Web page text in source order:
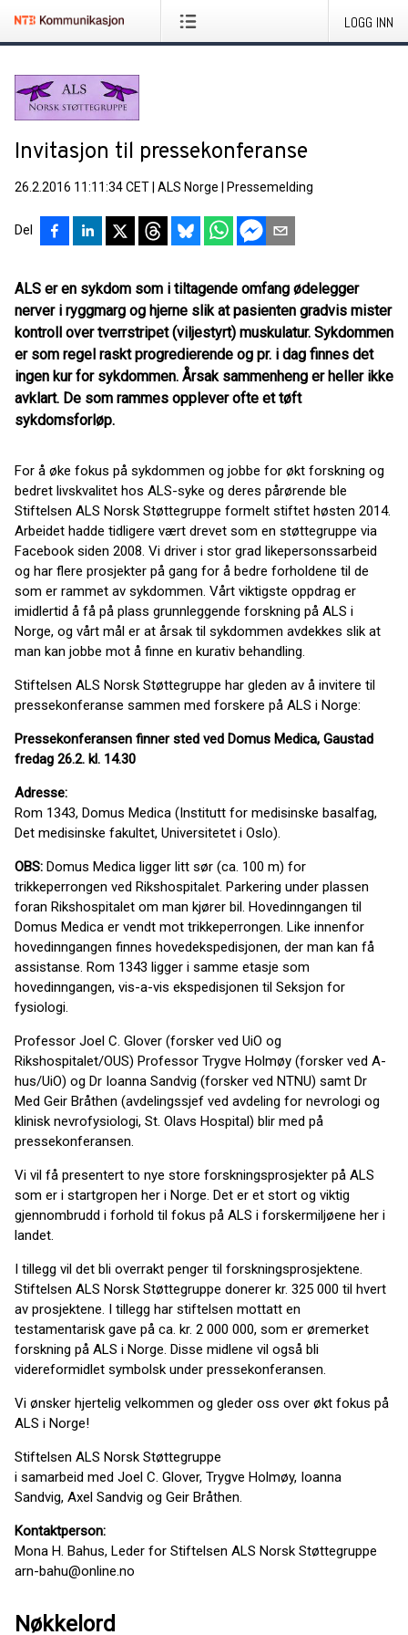
LOGG INN
Invitasjon til pressekonferanse
26.2.2016 11:11:34 CET ALS Norge Pressemelding
Del
ALS er en sykdom som i tiltagende omfang ødelegger
nerver i ryggmarg og hjerne slik at pasienten gradvis mister
kontroll over tverrstripet (viljestyrt) muskulatur. Sykdommen
er som regel raskt progredierende og pr. i dag finnes det
ingen kur for sykdommen. Årsak sammenheng er heller ikke
avklart. De som rammes opplever ofte et tøft
sykdomsforløp.
For å øke fokus på sykdommen og jobbe for økt forskning og
bedret livskvalitet hos ALS-syke og deres pårørende ble
Stiftelsen ALS Norsk Støttegruppe formelt stiftet høsten 2014.
Arbeidet hadde tidligere vært drevet som en støttegruppe via
Facebook siden 2008. Vi driver i stor grad likepersonssarbeid
og har flere prosjekter på gang for å bedre forholdene til de
som er rammet av sykdommen. Vårt viktigste oppdrag er
imidlertid å få på plass grunnleggende forskning på ALS i
Norge, og vårt mål er at årsak til sykdommen avdekkes slik at
man kan jobbe mot å finne en kurativ behandling.
Stiftelsen ALS Norsk Støttegruppe har gleden av å invitere til
pressekonferanse sammen med forskere på ALS i Norge:
Pressekonferansen finner sted ved Domus Medica, Gaustad
fredag 26.2. kl. 14.30
Adresse:
Rom 1343, Domus Medica (Institutt for medisinske basalfag,
Det medisinske fakultet, Universitetet i Oslo).
OBS: Domus Medica ligger litt sør (ca. 100 m) for
trikkeperrongen ved Rikshospitalet. Parkering under plassen
foran Rikshospitalet om man kjører bil. Hovedinngangen til
Domus Medica er vendt mot trikkeperrongen. Like innenfor
hovedinngangen finnes hovedekspedisjonen, der man kan få
assistanse. Rom 1343 ligger i samme etasje som
hovedinngangen, vis-a-vis ekspedisjonen til Seksjon for
fysiologi.
Professor Joel C. Glover (forsker ved UiO og
Rikshospitalet/OUS) Professor Trygve Holmøy (forsker ved A-
hus/UiO) og Dr Ioanna Sandvig (forsker ved NTNU) samt Dr
Med Geir Bråthen (avdelingssjef ved avdeling for nevrologi og
klinisk nevrofysiologi, St. Olavs Hospital) blir med på
pressekonferansen.
Vi vil få presentert to nye store forskningsprosjekter på ALS
som er i startgropen her i Norge. Det er et stort og viktig
gjennombrudd i forhold til fokus på ALS i forskermiljøene her i
landet.
I tillegg vil det bli overrakt penger til forskningsprosjektene.
Stiftelsen ALS Norsk Støttegruppe donerer kr. 325 000 til hvert
av prosjektene. I tillegg har stiftelsen mottatt en
testamentarisk gave på ca. kr. 2 000 000, som er øremerket
forskning på ALS i Norge. Disse midlene vil også bli
videreformidlet symbolsk under pressekonferansen.
Vi ønsker hjertelig velkommen og gleder oss over økt fokus på
ALS i Norge!
Stiftelsen ALS Norsk Støttegruppe
i samarbeid med Joel C. Glover, Trygve Holmøy, Ioanna
Sandvig, Axel Sandvig og Geir Bråthen.
Kontaktperson:
Mona H. Bahus, Leder for Stiftelsen ALS Norsk Støttegruppe
arn-bahu@online.no
Nøkkelord